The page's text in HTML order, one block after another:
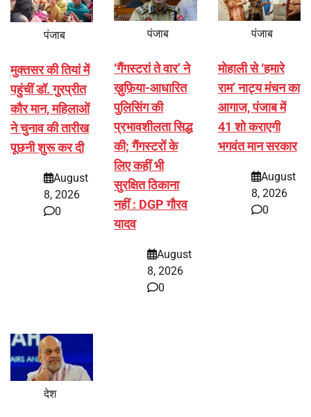
पंजाब
मुक्तसर की तियां में
पहुंचीं डॉ. गुरप्रीत
कौर मान, महिलाओं
ने चुनाव की तारीख
पूछनी शुरू कर दी
August
8, 2026
0
पंजाब
‘गैंगस्टरां ते वार’ ने
ख़ुफ़िया-आधारित
पुलिसिंग की
प्रभावशीलता सिद्ध
की; गैंगस्टरों के
लिए कहीं भी
सुरक्षित ठिकाना
नहीं : DGP गौरव
यादव
August
8, 2026
0
पंजाब
मोहाली से ‘हमारे
राम’ नाट्य मंचन का
आगाज, पंजाब में
41 शो कराएगी
भगवंत मान सरकार
August
8, 2026
0
देश